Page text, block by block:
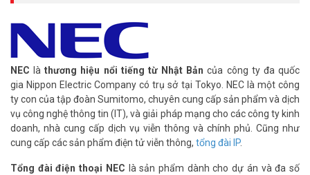
– Khung chính tổng đài gồm 4 trung kế-8 máy nhánh, khả năng mở
mở rộng được đến 48 trung kế-128 máy nhánh.
– Trang bị thêm card VoIP Gateway IP4WW-VOIPDB-C1 và card
nhớ IP4WW-MEMDB-C1 để có thể thiết lập đến 16 trung kế IP-16
máy nhánh IP (VoIP), bao gồm licence cho 04 port chuẩn SIP (tích
hợp sẵn). Việc mở rộng thêm Port IP chỉ đơn giản bằng cách mua
thêm Licence (Dùng cho các điện thoại chuẩn SIP không phải của
hãng NEC). Sử dụng điện thoại NEC IP Multi-Line không cần phải
mua thêm licence.
– Sử dụng điện thoại NEC IP Multi-Line trong môi trường IP văn
phòng và có thể đặt điện thoại này ở ngoài văn phòng sử dụng như
NEC làthương hiệu nổi tiếng từ Nhật Bản của công ty đa quốc
gia Nippon Electric Company có trụ sở tại Tokyo. NEC là một công
ty con của tập đoàn Sumitomo, chuyên cung cấp sản phẩm và dịch
vụ công nghệ thông tin (IT), và giải pháp mạng cho các công ty kinh
doanh, nhà cung cấp dịch vụ viễn thông và chính phủ. Cũng như
cung cấp các sản phẩm điện tử viễn thông, tổng đài IP.
Tổng đài điện thoại NEC là sản phẩm dành cho dự án và đa số